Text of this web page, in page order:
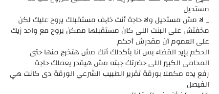
مستحيل
_ لا مش مستحيل ولا حاجة أنت خاېف مستقبلك يروح عليك لكن
مخفتش على البنت اللى كان مستقبلها ممكن يروح مع واحد زيك
على العموم أن مقدرش أحكم
الحكم بإيد القضاء بس انا بأكدلك أنك مش هتخرج منها حتى
المحامى الكبير اللى حضرتك جبته مش هيقدر يعملك حاجة
رفع يده مكملا بورقة تقرير الطبيب الشرعي الورقة دى كانت هي
الفيصل